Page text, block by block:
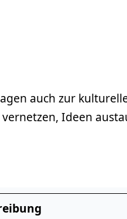
auch zur
Ideen